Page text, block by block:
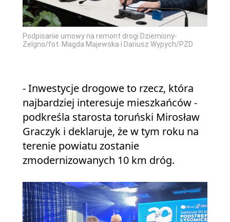
Podpisanie umowy na remont drogi Dziemiony-
Zelgno/fot. Magda Majewska i Dariusz Wypych/PZD
- Inwestycje drogowe to rzecz, która
najbardziej interesuje mieszkańców -
podkreśla starosta toruński Mirosław
Graczyk i deklaruje, że w tym roku na
terenie powiatu zostanie
zmodernizowanych 10 km dróg.